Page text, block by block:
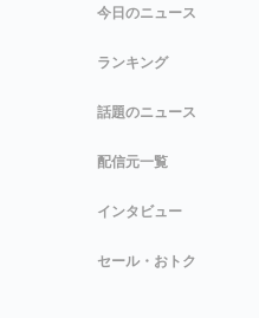
今日のニュース
ランキング
話題のニュース
配信元一覧
インタビュー
セール・おトク